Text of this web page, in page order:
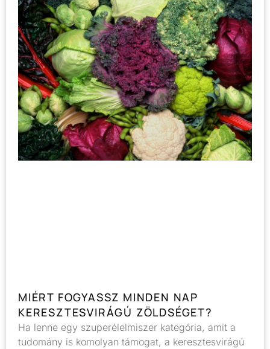
MIÉRT FOGYASSZ MINDEN NAP
KERESZTESVIRÁGÚ ZÖLDSÉGET?
Ha lenne egy szuperélelmiszer kategória, amit a
tudomány is komolyan támogat, a keresztesvirágú